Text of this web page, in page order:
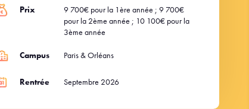
Prix
9 700€ pour la 1ère année ; 9 700€
pour la 2ème année ; 10 100€ pour la
3ème année
Campus Paris & Orléans
Rentrée Septembre 2026